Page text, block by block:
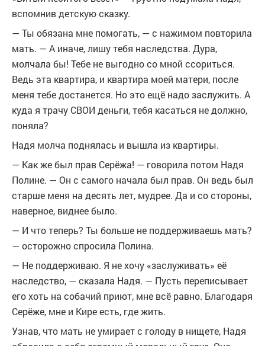
вспомнив детскую сказку.
— Ты обязана мне помогать, — с нажимом повторила
мать. — А иначе, лишу тебя наследства. Дура,
молчала бы! Тебе не выгодно со мной ссориться.
Ведь эта квартира, и квартира моей матери, после
меня тебе достанется. Но это ещё надо заслужить. А
куда я трачу СВОИ деньги, тебя касаться не должно,
поняла?
Надя молча поднялась и вышла из квартиры.
— Как же был прав Серёжа! — говорила потом Надя
Полине. — Он с самого начала был прав. Он ведь был
старше меня на десять лет, мудрее. Да и со стороны,
наверное, виднее было.
— И что теперь? Ты больше не поддерживаешь мать?
— осторожно спросила Полина.
— Не поддерживаю. Я не хочу «заслуживать» её
наследство, — сказала Надя. — Пусть переписывает
его хоть на собачий приют, мне всё равно. Благодаря
Серёже, мне и Кире есть, где жить.
Узнав, что мать не умирает с голоду в нищете, Надя